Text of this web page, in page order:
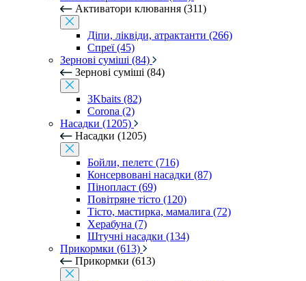
Активатори клювання (311)
Діпи, ліквіди, атрактанти (266)
Спреї (45)
Зернові суміші (84)
Зернові суміші (84)
3Kbaits (82)
Corona (2)
Насадки (1205)
Насадки (1205)
Бойли, пелетс (716)
Консервовані насадки (87)
Пінопласт (69)
Повітряне тісто (120)
Тісто, мастирка, мамалига (72)
Херабуна (7)
Штучні насадки (134)
Прикормки (613)
Прикормки (613)